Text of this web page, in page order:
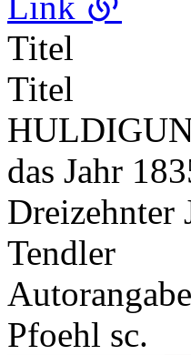
Titel
Titel
das Jahr
Dreizehnter
Tendler
Autorangabe
Pfoehl sc.